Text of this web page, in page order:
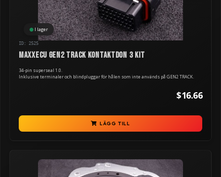
I lager
ID: 2525
MaxxECU GEN2 TRACK kontaktdon 3 kit
34-pin superseal 1.0.
Inklusive terminaler och blindpluggar för hålen som inte används på GEN2 TRACK.
$16.66
LÄGG TILL